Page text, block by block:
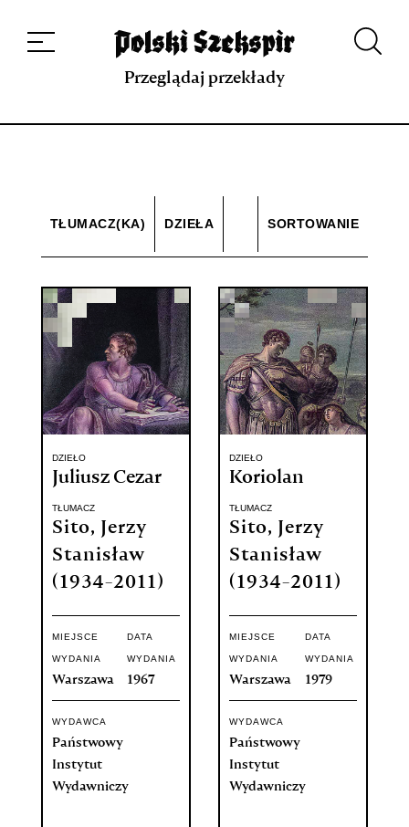
projekcie
Kontakt Indeks strony Aplikacja
Repozytorium XIX w.
Przeglądaj przekłady
TŁUMACZ(KA) DZIEŁA SORTOWANIE
DZIEŁO
Juliusz Cezar
TŁUMACZ
Sito, Jerzy
Stanisław
(1934-2011)
MIEJSCE
WYDANIA
Warszawa
DATA
WYDANIA
1967
WYDAWCA
Państwowy
Instytut
Wydawniczy
DZIEŁO
Koriolan
TŁUMACZ
Sito, Jerzy
Stanisław
(1934-2011)
MIEJSCE
WYDANIA
Warszawa
DATA
WYDANIA
1979
WYDAWCA
Państwowy
Instytut
Wydawniczy